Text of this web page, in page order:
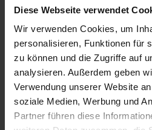
Diese Webseite verwendet
Wir verwenden Cookies, um
personalisieren, Funktionen für
zu können und die Zugriffe auf
analysieren. Außerdem geben
Verwendung unserer Website
soziale Medien, Werbung und
Partner führen diese
KONTAKT
Blumen Baruch
Baruch, Stephan
Gudrunstr. 32
90459 Nürnberg
0911-44 28 80